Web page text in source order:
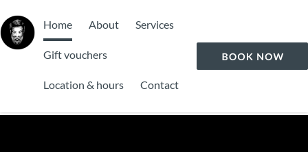
Home About Services
Gift vouchers
Location & hours Contact